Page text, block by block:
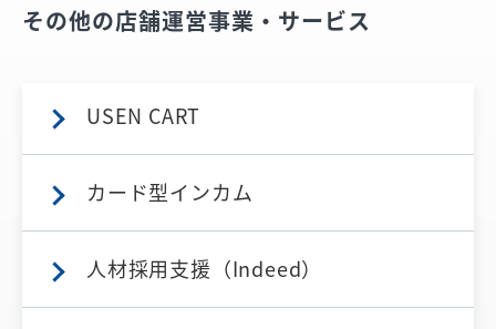
その他の店舗運営事業・サービス
USEN CART
カード型インカム
人材採用支援（Indeed）